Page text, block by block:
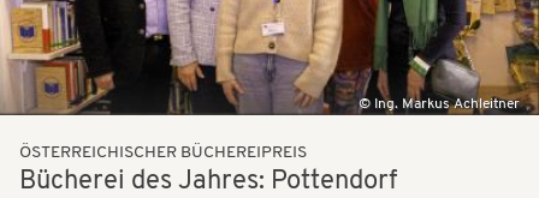
Ing. Markus Achleitner
ÖSTERREICHISCHER BÜCHEREIPREIS
Bücherei des Jahres: Pottendorf